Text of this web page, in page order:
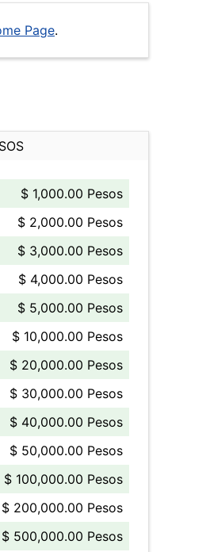
Page.
$ 1,000.00 Pesos
$ 2,000.00 Pesos
$ 3,000.00 Pesos
$ 4,000.00 Pesos
$ 5,000.00 Pesos
$ 10,000.00 Pesos
$ 20,000.00 Pesos
$ 30,000.00 Pesos
$ 40,000.00 Pesos
$ 50,000.00 Pesos
$ 100,000.00 Pesos
$ 200,000.00 Pesos
$ 500,000.00 Pesos